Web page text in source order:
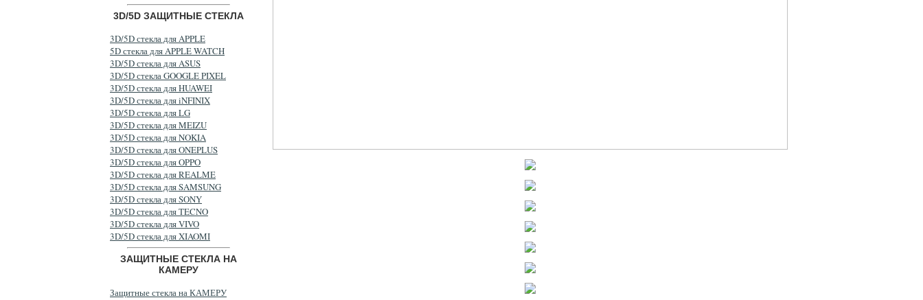
3D/5D ЗАЩИТНЫЕ СТЕКЛА
3D/5D стекла для APPLE
5D стекла для APPLE WATCH
3D/5D стекла для ASUS
3D/5D стекла GOOGLE PIXEL
3D/5D стекла для HUAWEI
3D/5D стекла для iNFINIX
3D/5D стекла для LG
3D/5D стекла для MEIZU
3D/5D стекла для NOKIA
3D/5D стекла для ONEPLUS
3D/5D стекла для OPPO
3D/5D стекла для REALME
3D/5D стекла для SAMSUNG
3D/5D стекла для SONY
3D/5D стекла для TECNO
3D/5D стекла для VIVO
3D/5D стекла для XIAOMI
ЗАЩИТНЫЕ СТЕКЛА НА
КАМЕРУ
Защитные стекла на КАМЕРУ